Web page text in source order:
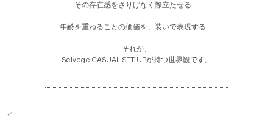
その存在感をさりげなく際立たせる―
年齢を重ねることの価値を、装いで表現する―
それが、
Selvege CASUAL SET-UPが持つ世界観です。
✓